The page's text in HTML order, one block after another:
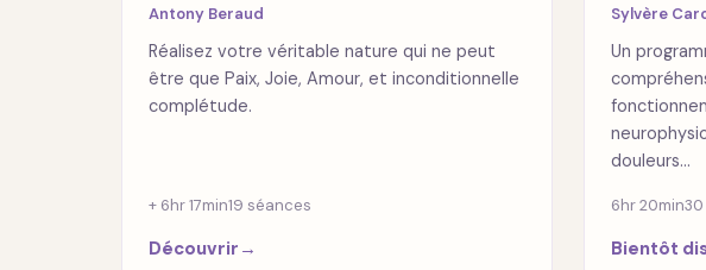
Antony Beraud
Réalisez votre véritable nature qui ne peut
être que Paix, Joie, Amour, et inconditionnelle
complétude.
+ 6hr 17min19 séances
Découvrir →
Sylvère
Un
douleurs…
6hr 20min
Bientôt